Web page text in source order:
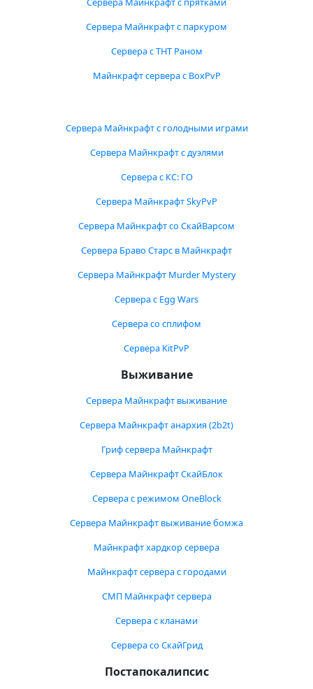
Сервера Майнкрафт с паркуром
Сервера с ТНТ Раном
Майнкрафт сервера с BoxPvP
Сервера Майнкрафт с голодными играми
Сервера Майнкрафт с дуэлями
Сервера с КС: ГО
Сервера Майнкрафт SkyPvP
Сервера Майнкрафт со СкайВарсом
Сервера Браво Старс в Майнкрафт
Сервера Майнкрафт Murder Mystery
Сервера с Egg Wars
Сервера со сплифом
Сервера KitPvP
Выживание
Сервера Майнкрафт выживание
Сервера Майнкрафт анархия (2b2t)
Гриф сервера Майнкрафт
Сервера Майнкрафт СкайБлок
Сервера с режимом OneBlock
Сервера Майнкрафт выживание бомжа
Майнкрафт хардкор сервера
Майнкрафт сервера с городами
СМП Майнкрафт сервера
Сервера с кланами
Сервера со СкайГрид
Постапокалипсис